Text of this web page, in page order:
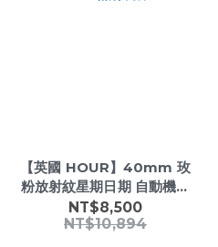
【英國 HOUR】40mm 玫
粉放射紋星期日期 自動機械
錶 904L精鋼 男錶
NT$8,500
NT$10,894